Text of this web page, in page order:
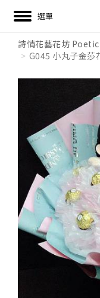
詩情花藝花坊
G045 小丸子金莎